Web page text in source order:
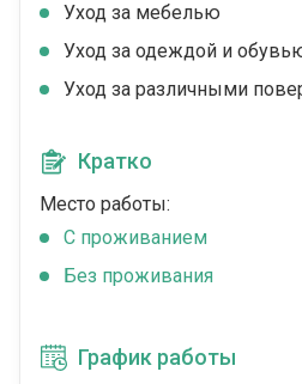
Уход за мебелью
Уход за одеждой и
Уход за различными
Кратко
Место работы:
C проживанием
Без проживания
График работы